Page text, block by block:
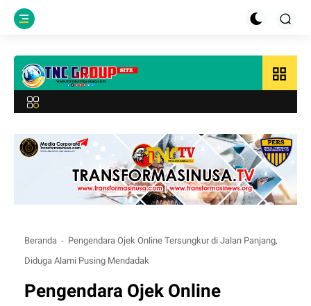
grid_view
Beranda
Pengendara Ojek Online Tersungkur di Jalan Panjang,
Diduga Alami Pusing Mendadak
Pengendara Ojek Online